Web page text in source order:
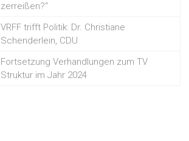
zerreißen?“
VRFF trifft Politik: Dr. Christiane
Schenderlein, CDU
Fortsetzung Verhandlungen zum TV
Struktur im Jahr 2024